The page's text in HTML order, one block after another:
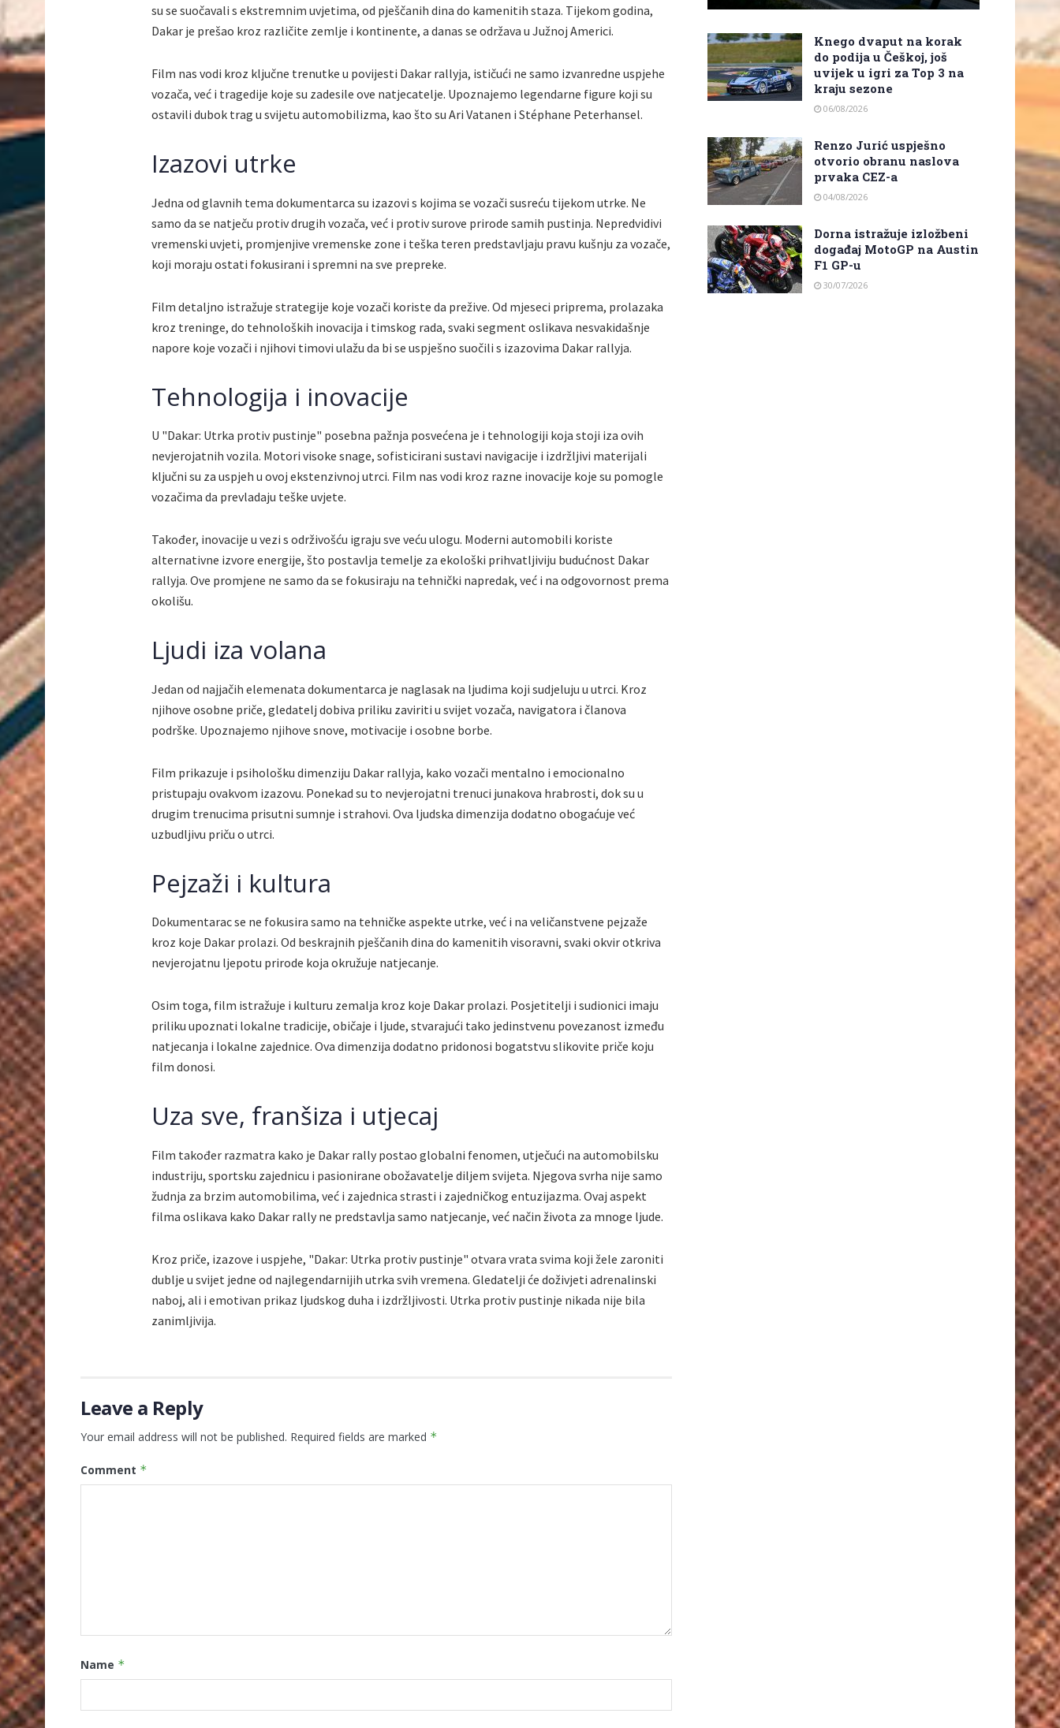
su se suočavali s ekstremnim uvjetima, od pješčanih dina do kamenitih staza. Tijekom godina,
Dakar je prešao kroz različite zemlje i kontinente, a danas se održava u Južnoj Americi.
Film nas vodi kroz ključne trenutke u povijesti Dakar rallyja, ističući ne samo izvanredne uspjehe
vozača, već i tragedije koje su zadesile ove natjecatelje. Upoznajemo legendarne figure koji su
ostavili dubok trag u svijetu automobilizma, kao što su Ari Vatanen i Stéphane Peterhansel.
Izazovi utrke
Jedna od glavnih tema dokumentarca su izazovi s kojima se vozači susreću tijekom utrke. Ne
samo da se natječu protiv drugih vozača, već i protiv surove prirode samih pustinja. Nepredvidivi
vremenski uvjeti, promjenjive vremenske zone i teška teren predstavljaju pravu kušnju za vozače,
koji moraju ostati fokusirani i spremni na sve prepreke.
Film detaljno istražuje strategije koje vozači koriste da prežive. Od mjeseci priprema, prolazaka
kroz treninge, do tehnoloških inovacija i timskog rada, svaki segment oslikava nesvakidašnje
napore koje vozači i njihovi timovi ulažu da bi se uspješno suočili s izazovima Dakar rallyja.
Tehnologija i inovacije
U "Dakar: Utrka protiv pustinje" posebna pažnja posvećena je i tehnologiji koja stoji iza ovih
nevjerojatnih vozila. Motori visoke snage, sofisticirani sustavi navigacije i izdržljivi materijali
ključni su za uspjeh u ovoj ekstenzivnoj utrci. Film nas vodi kroz razne inovacije koje su pomogle
vozačima da prevladaju teške uvjete.
Također, inovacije u vezi s održivošću igraju sve veću ulogu. Moderni automobili koriste
alternativne izvore energije, što postavlja temelje za ekološki prihvatljiviju budućnost Dakar
rallyja. Ove promjene ne samo da se fokusiraju na tehnički napredak, već i na odgovornost prema
okolišu.
Ljudi iza volana
Jedan od najjačih elemenata dokumentarca je naglasak na ljudima koji sudjeluju u utrci. Kroz
njihove osobne priče, gledatelj dobiva priliku zaviriti u svijet vozača, navigatora i članova
podrške. Upoznajemo njihove snove, motivacije i osobne borbe.
Film prikazuje i psihološku dimenziju Dakar rallyja, kako vozači mentalno i emocionalno
pristupaju ovakvom izazovu. Ponekad su to nevjerojatni trenuci junakova hrabrosti, dok su u
drugim trenucima prisutni sumnje i strahovi. Ova ljudska dimenzija dodatno obogaćuje već
uzbudljivu priču o utrci.
Pejzaži i kultura
Dokumentarac se ne fokusira samo na tehničke aspekte utrke, već i na veličanstvene pejzaže
kroz koje Dakar prolazi. Od beskrajnih pješčanih dina do kamenitih visoravni, svaki okvir otkriva
nevjerojatnu ljepotu prirode koja okružuje natjecanje.
Osim toga, film istražuje i kulturu zemalja kroz koje Dakar prolazi. Posjetitelji i sudionici imaju
priliku upoznati lokalne tradicije, običaje i ljude, stvarajući tako jedinstvenu povezanost između
natjecanja i lokalne zajednice. Ova dimenzija dodatno pridonosi bogatstvu slikovite priče koju
film donosi.
Uza sve, franšiza i utjecaj
Film također razmatra kako je Dakar rally postao globalni fenomen, utječući na automobilsku
industriju, sportsku zajednicu i pasionirane obožavatelje diljem svijeta. Njegova svrha nije samo
žudnja za brzim automobilima, već i zajednica strasti i zajedničkog entuzijazma. Ovaj aspekt
filma oslikava kako Dakar rally ne predstavlja samo natjecanje, već način života za mnoge ljude.
Kroz priče, izazove i uspjehe, "Dakar: Utrka protiv pustinje" otvara vrata svima koji žele zaroniti
dublje u svijet jedne od najlegendarnijih utrka svih vremena. Gledatelji će doživjeti adrenalinski
naboj, ali i emotivan prikaz ljudskog duha i izdržljivosti. Utrka protiv pustinje nikada nije bila
zanimljivija.
Leave a Reply
Your email address will not be published. Required fields are marked *
Comment *
Name *
Knego dvaput na korak
do podija u Češkoj, još
uvijek u igri za Top 3 na
kraju sezone
06/08/2026
Renzo Jurić uspješno
otvorio obranu naslova
prvaka CEZ-a
04/08/2026
Dorna istražuje izložbeni
događaj MotoGP na Austin
F1 GP-u
30/07/2026